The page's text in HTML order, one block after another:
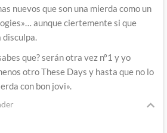
nuevos que son una mierda como un
aunque ciertemente si que
disculpa.
que? serán otra vez nº1 y yo
otro These Days y hasta que no lo
con bon jovi».